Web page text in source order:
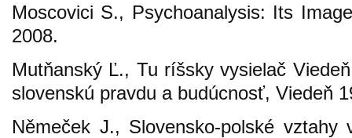
Moscovici S., Psychoanalysis: Its
2008.
Mutňanský Ľ., Tu ríšsky vysielač
slovenskú pravdu a budúcnosť, Viedeň
Němeček J., Slovensko-polské vztahy